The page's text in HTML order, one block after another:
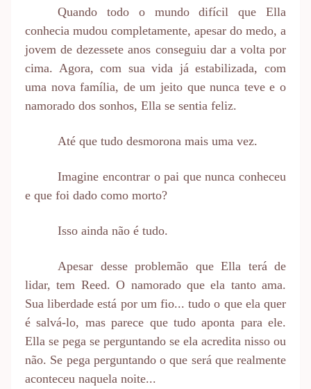
Quando todo o mundo difícil que Ella
conhecia mudou completamente, apesar do medo, a
jovem de dezessete anos conseguiu dar a volta por
cima. Agora, com sua vida já estabilizada, com
uma nova família, de um jeito que nunca teve e o
namorado dos sonhos, Ella se sentia feliz.
Até que tudo desmorona mais uma vez.
Imagine encontrar o pai que nunca conheceu
e que foi dado como morto?
Isso ainda não é tudo.
Apesar desse problemão que Ella terá de
lidar, tem Reed. O namorado que ela tanto ama.
Sua liberdade está por um fio... tudo o que ela quer
é salvá-lo, mas parece que tudo aponta para ele.
Ella se pega se perguntando se ela acredita nisso ou
não. Se pega perguntando o que será que realmente
aconteceu naquela noite...